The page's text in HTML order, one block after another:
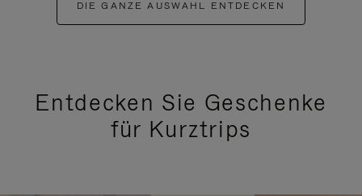
DIE GANZE AUSWAHL ENTDECKEN
Entdecken Sie Geschenke
für Kurztrips